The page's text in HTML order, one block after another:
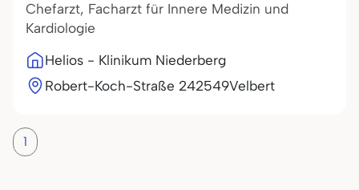
Chefarzt, Facharzt für Innere Medizin und
Kardiologie
Helios - Klinikum Niederberg
Robert-Koch-Straße 242549Velbert
1